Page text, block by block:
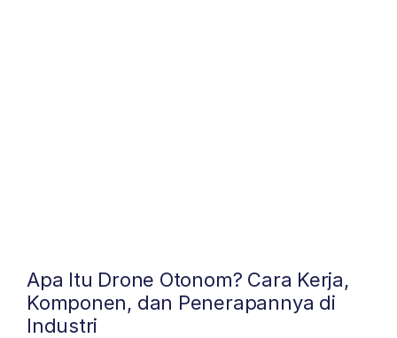
Apa Itu Drone Otonom? Cara Kerja,
Komponen, dan Penerapannya di
Industri